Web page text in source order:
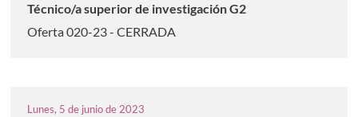
Técnico/a superior de investigación G2
Oferta 020-23 - CERRADA
Lunes, 5 de junio de 2023